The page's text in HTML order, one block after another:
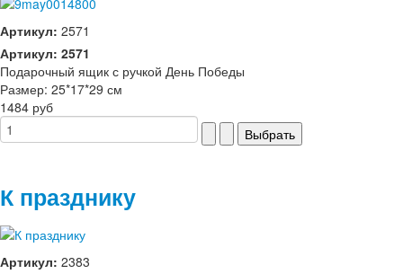
Артикул: 2571
Артикул: 2571
Подарочный ящик с ручкой День Победы
Размер: 25*17*29 см
1484 руб
К празднику
Артикул: 2383